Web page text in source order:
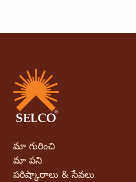
మా గురించి
మా పని
పరిష్కారాలు & సేవలు